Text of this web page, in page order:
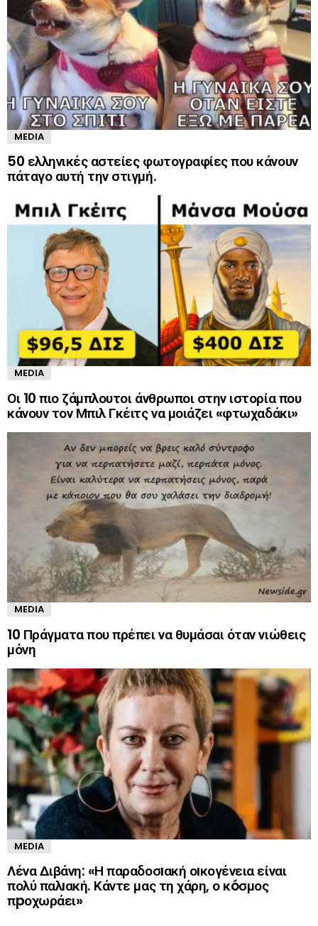
MEDIA
50 ελληνικές αστείες φωτογραφίες που κάνουν
πάταγο αυτή την στιγμή.
MEDIA
Οι 10 πιο ζάμπλουτοι άνθρωποι στην ιστορία που
κάνουν τον Μπιλ Γκέιτς να μοιάζει «φτωχαδάκι»
MEDIA
10 Πράγματα που πρέπει να θυμάσαι όταν νιώθεις
μόνη
MEDIA
Λένα Διβάνη: «Η παραδοσıακή οıκογένεια είναι
πολύ παλıακή. Κάντε μας τη χάρη, ο κóσμος
πpοχωράει»